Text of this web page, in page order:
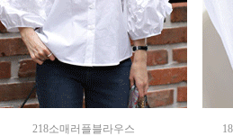
218소매러플블라우스